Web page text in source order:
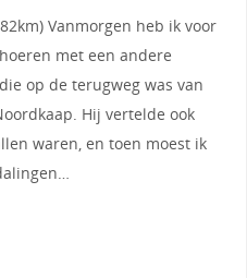
Vanmorgen heb ik voor
met een andere
op de terugweg was van
Hij vertelde ook
waren, en toen moest ik